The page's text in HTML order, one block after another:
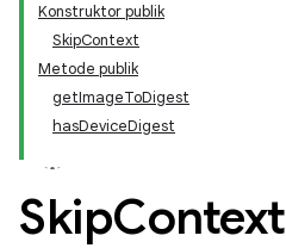
Konstruktor publik
SkipContext
Metode publik
getImageToDigest
hasDeviceDigest
SkipContext